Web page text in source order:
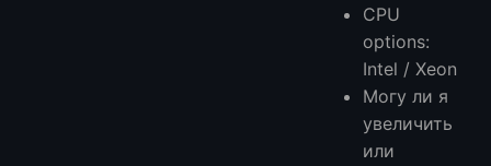
CPU
options:
Intel / Xeon
Могу ли я
увеличить
или